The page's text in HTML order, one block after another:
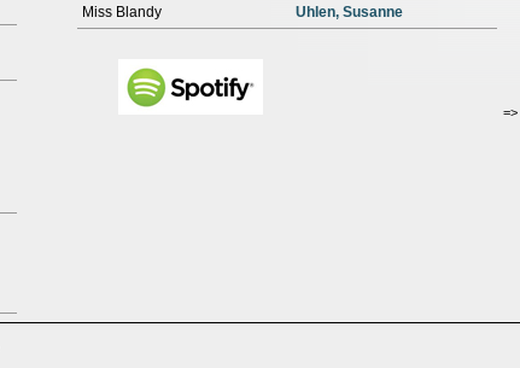
Miss Blandy
Uhlen, Susanne